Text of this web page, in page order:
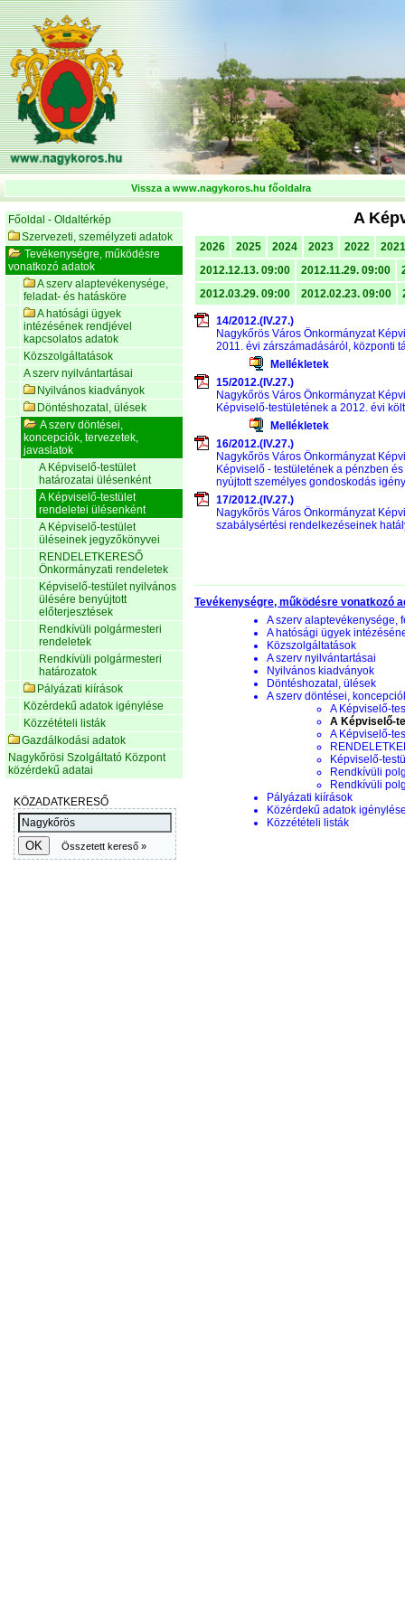
Vissza a www.nagykoros.hu főoldalra
Főoldal - Oldaltérkép
Szervezeti, személyzeti adatok
Tevékenységre, működésre
vonatkozó adatok
A szerv alaptevékenysége,
feladat- és hatásköre
A hatósági ügyek
intézésének rendjével
kapcsolatos adatok
Közszolgáltatások
A szerv nyilvántartásai
Nyilvános kiadványok
Döntéshozatal, ülések
A szerv döntései,
koncepciók, tervezetek,
javaslatok
A Képviselő-testület
határozatai ülésenként
A Képviselő-testület
rendeletei ülésenként
A Képviselő-testület
üléseinek jegyzőkönyvei
RENDELETKERESŐ
Önkormányzati rendeletek
Képviselő-testület nyilvános
ülésére benyújtott
előterjesztések
Rendkívüli polgármesteri
rendeletek
Rendkívüli polgármesteri
határozatok
Pályázati kiírások
Közérdekű adatok igénylése
Közzétételi listák
Gazdálkodási adatok
Nagykőrösi Szolgáltató Központ
közérdekű adatai
A
2026 2025 2024 2023 2022
2021
2012.12.13. 09:00
2012.11.29. 09:00
2012.03.29. 09:00
2012.02.23. 09:00
14/2012.(IV.27.)
Nagykőrös Város Önkormányzat
2011. évi zárszámadásáról, központi
Mellékletek
15/2012.(IV.27.)
Nagykőrös Város Önkormányzat
Képviselő-testületének a 2012. évi
Mellékletek
16/2012.(IV.27.)
Nagykőrös Város Önkormányzat
Képviselő - testületének a pénzben
nyújtott személyes gondoskodás
17/2012.(IV.27.)
Nagykőrös Város Önkormányzat
szabálysértési rendelkezéseinek
Tevékenységre, működésre vonatkozó
A szerv alaptevékenysége,
A hatósági ügyek
Közszolgáltatások
A szerv nyilvántartásai
Nyilvános kiadványok
Döntéshozatal, ülések
A szerv döntései,
A Képviselő-
A Képviselő-
A Képviselő-
Képviselő-
Rendkívüli
Rendkívüli
Pályázati kiírások
Közérdekű adatok
Közzétételi listák